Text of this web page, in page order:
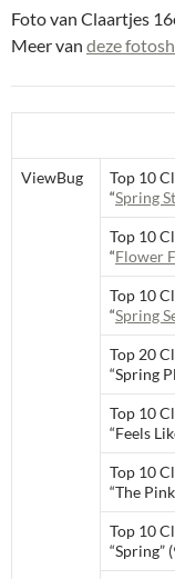
Foto van Claartjes
Meer van deze
ViewBug
Top 10
“Spring
Top 10
“Flower
Top 10
“Spring
Top 20
“Spring
Top 10
“Feels
Top 10
“The
Top 10
“Spring”